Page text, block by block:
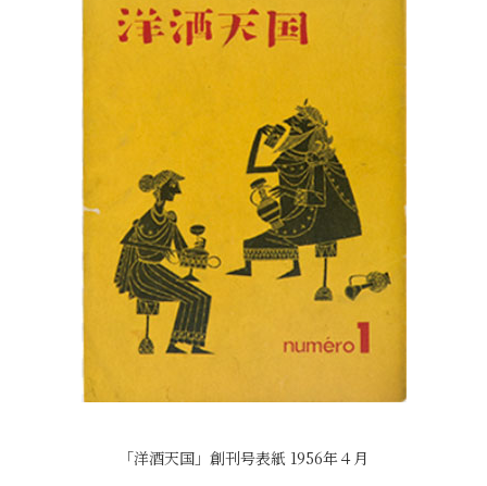
「洋酒天国」創刊号表紙 1956年４月